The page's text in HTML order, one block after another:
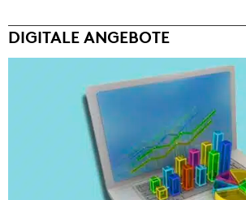
DIGITALE ANGEBOTE